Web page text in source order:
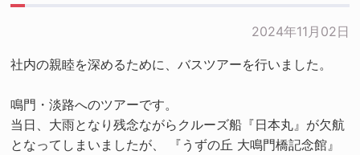
2024年11月02日
社内の親睦を深めるために、バスツアーを行いました。
鳴門・淡路へのツアーです。
当日、大雨となり残念ながらクルーズ船『日本丸』が欠航
となってしまいましたが、 『うずの丘 大鳴門橋記念館』